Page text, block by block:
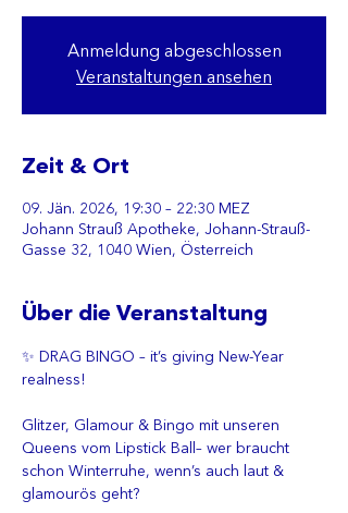
Anmeldung abgeschlossen
Veranstaltungen ansehen
Zeit & Ort
09. Jän. 2026, 19:30 – 22:30 MEZ
Johann Strauß Apotheke, Johann-Strauß-
Gasse 32, 1040 Wien, Österreich
Über die Veranstaltung
✨ DRAG BINGO – it’s giving New-Year
realness!
Glitzer, Glamour & Bingo mit unseren
Queens vom Lipstick Ball– wer braucht
schon Winterruhe, wenn’s auch laut &
glamourös geht?